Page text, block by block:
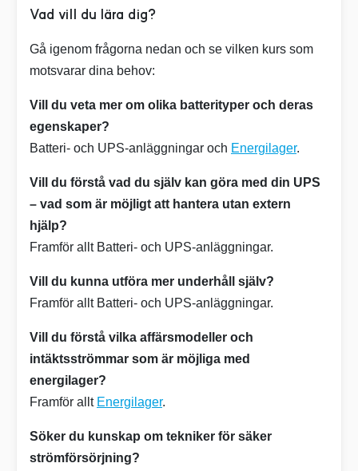
Vad vill du lära dig?
Gå igenom frågorna nedan och se vilken kurs som
motsvarar dina behov:
Vill du veta mer om olika batterityper och deras
egenskaper?
Batteri- och UPS-anläggningar och Energilager.
Vill du förstå vad du själv kan göra med din UPS
– vad som är möjligt att hantera utan extern
hjälp?
Framför allt Batteri- och UPS-anläggningar.
Vill du kunna utföra mer underhåll själv?
Framför allt Batteri- och UPS-anläggningar.
Vill du förstå vilka affärsmodeller och
intäktsströmmar som är möjliga med
energilager?
Framför allt Energilager.
Söker du kunskap om tekniker för säker
strömförsörjning?